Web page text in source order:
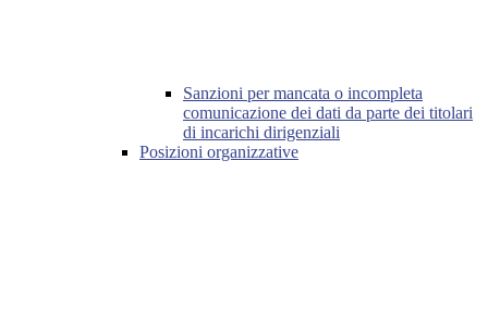
Sanzioni per mancata o incompleta
comunicazione dei dati da parte dei titolari
di incarichi dirigenziali
Posizioni organizzative